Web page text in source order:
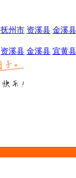
抚州市 资溪县 金溪县
资溪县 金溪县 宜黄县